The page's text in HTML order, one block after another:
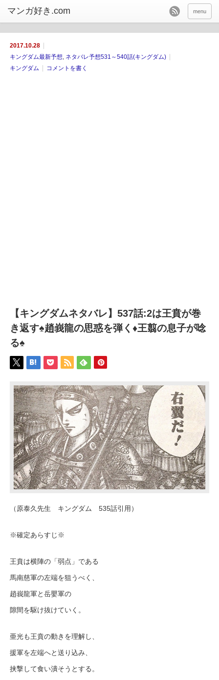
menu
2017.10.28
キングダム最新予想, ネタバレ予想531～540話(キングダム)
キングダム
コメントを書く
【キングダムネタバレ】537話:2は王賁が巻
き返す♠趙峩龍の思惑を弾く♦王翦の息子が唸
る♠
（原泰久先生 キングダム 535話引用）
※確定あらすじ※
王賁は横陣の「弱点」である
馬南慈軍の左端を狙うべく、
趙峩龍軍と岳嬰軍の
隙間を駆け抜けていく。
亜光も王賁の動きを理解し、
援軍を左端へと送り込み、
挟撃して食い潰そうとする。